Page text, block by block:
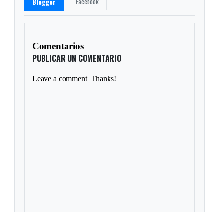
Comentarios
PUBLICAR UN COMENTARIO
Leave a comment. Thanks!